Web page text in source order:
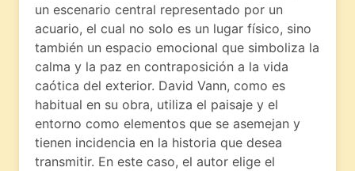
un escenario central representado por un
acuario, el cual no solo es un lugar físico, sino
también un espacio emocional que simboliza la
calma y la paz en contraposición a la vida
caótica del exterior. David Vann, como es
habitual en su obra, utiliza el paisaje y el
entorno como elementos que se asemejan y
tienen incidencia en la historia que desea
transmitir. En este caso, el autor elige el